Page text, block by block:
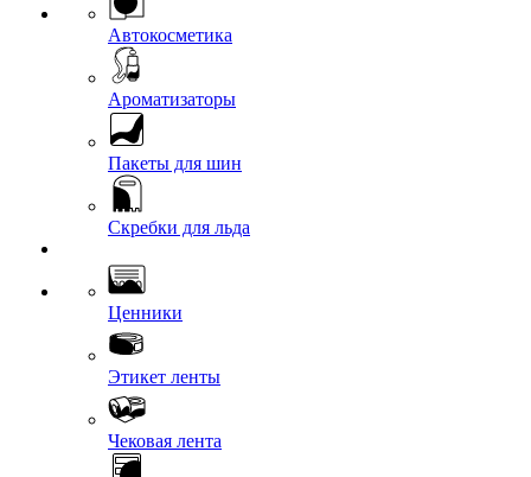
Автокосметика
Ароматизаторы
Пакеты для шин
Скребки для льда
Ценники
Этикет ленты
Чековая лента